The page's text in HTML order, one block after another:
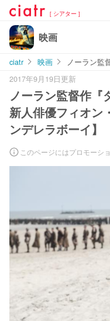
[ シアター ]
映画
ciatr 映画
ノーラン監
2017年9月19日更新
ノーラン監督作『
新人俳優フィオン
ンデレラボーイ】
このページにはプロモーシ